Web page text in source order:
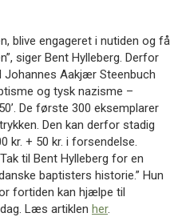
blive engageret i nutiden og få
siger Bent Hylleberg. Derfor
Johannes Aakjær Steenbuch
og tysk nazisme –
De første 300 eksemplarer
Den kan derfor stadig
kr. + 50 kr. i forsendelse.
til Bent Hylleberg for en
baptisters historie.” Hun
fortiden kan hjælpe til
Læs artiklen her.